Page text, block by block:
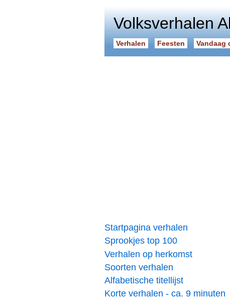
Volksverhalen
Verhalen Feesten Vandaag
Startpagina verhalen
Sprookjes top 100
Verhalen op herkomst
Soorten verhalen
Alfabetische titellijst
Korte verhalen - ca. 9 minuten